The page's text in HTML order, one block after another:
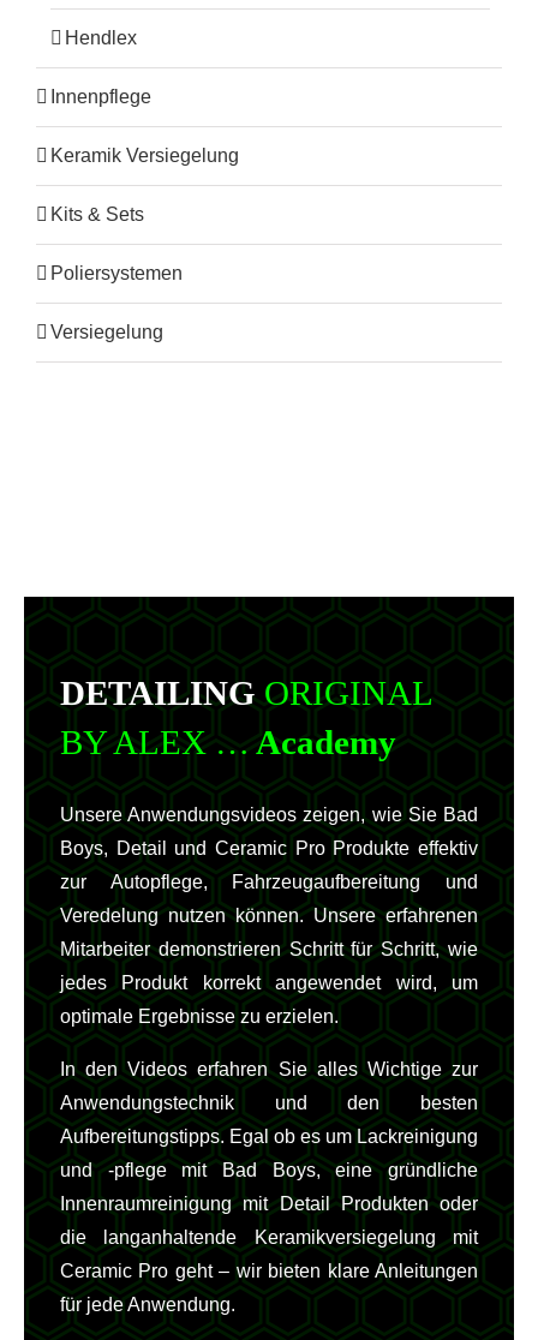
Hendlex
Innenpflege
Keramik Versiegelung
Kits & Sets
Poliersystemen
Versiegelung
DETAILING ORIGINAL
BY ALEX …Academy
Unsere Anwendungsvideos zeigen, wie Sie Bad
Boys, Detail und Ceramic Pro Produkte effektiv
zur Autopflege, Fahrzeugaufbereitung und
Veredelung nutzen können. Unsere erfahrenen
Mitarbeiter demonstrieren Schritt für Schritt, wie
jedes Produkt korrekt angewendet wird, um
optimale Ergebnisse zu erzielen.
In den Videos erfahren Sie alles Wichtige zur
Anwendungstechnik und den besten
Aufbereitungstipps. Egal ob es um Lackreinigung
und -pflege mit Bad Boys, eine gründliche
Innenraumreinigung mit Detail Produkten oder
die langanhaltende Keramikversiegelung mit
Ceramic Pro geht – wir bieten klare Anleitungen
für jede Anwendung.